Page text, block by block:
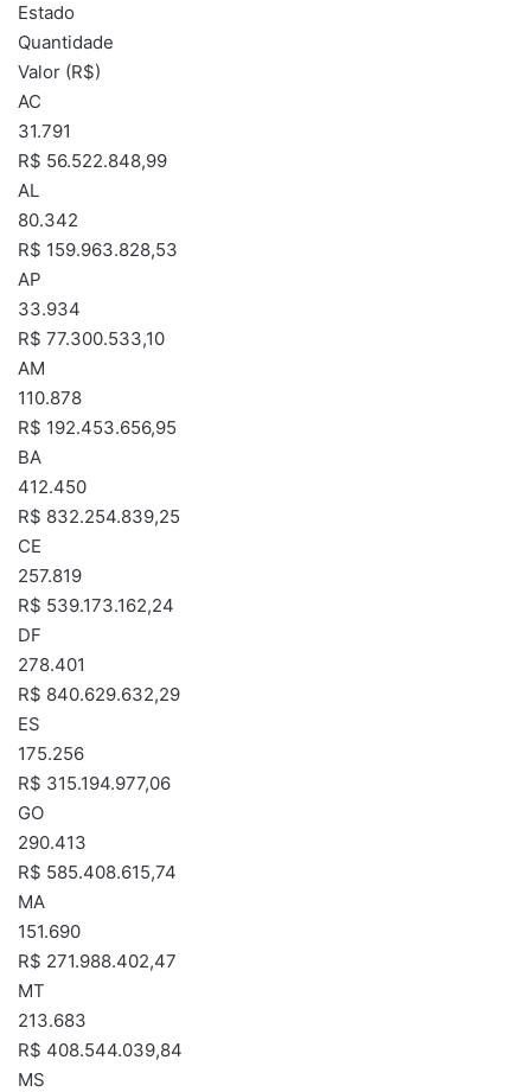
Estado
Quantidade
Valor (R$)
AC
31.791
R$ 56.522.848,99
AL
80.342
R$ 159.963.828,53
AP
33.934
R$ 77.300.533,10
AM
110.878
R$ 192.453.656,95
BA
412.450
R$ 832.254.839,25
CE
257.819
R$ 539.173.162,24
DF
278.401
R$ 840.629.632,29
ES
175.256
R$ 315.194.977,06
GO
290.413
R$ 585.408.615,74
MA
151.690
R$ 271.988.402,47
MT
213.683
R$ 408.544.039,84
MS